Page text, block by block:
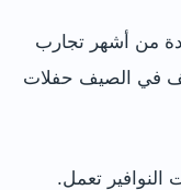
من أشهر تجارب
في الصيف حفلات
النوافير تعمل.